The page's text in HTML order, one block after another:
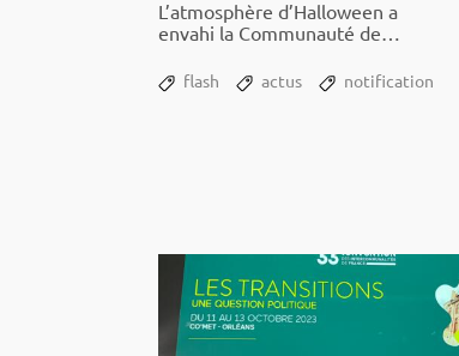
L’at­­mo­­­sphère d’Hal­­lo­­­ween a
envahi la Commu­­­nauté de
le mercredi...
flash actus notification